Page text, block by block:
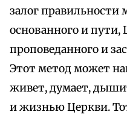
залог правильности
основанного и пути,
проповеданного и
Этот метод может
живет, думает,
и жизнью Церкви.